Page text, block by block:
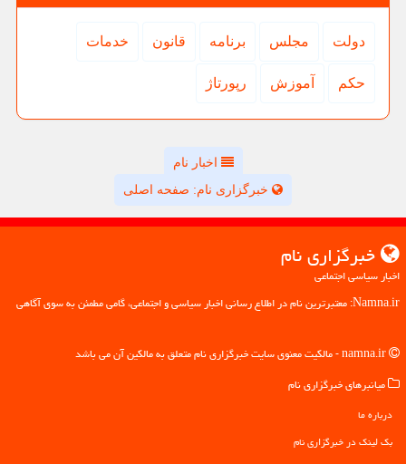
دولت مجلس برنامه قانون خدمات
حكم آموزش رپورتاژ
اخبار نام
خبرگزاری نام: صفحه اصلی
خبرگزاری نام
اخبار سیاسی اجتماعی
Namna.ir: معتبرترین نام در اطلاع رسانی اخبار سیاسی و اجتماعی، گامی مطمئن به سوی آگاهی
میانبرهای خبرگزاری نام
درباره ما
بک لینک در خبرگزاری نام